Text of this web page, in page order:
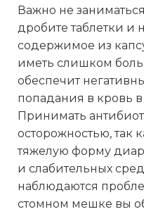
Важно не
дробите таблетки и
содержимое из
иметь слишком
обеспечит
попадания в кровь
Принимать
осторожностью, так
тяжелую форму
и слабительных
наблюдаются
стомном мешке вы